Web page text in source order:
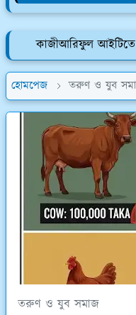
কাজীআরিফুল আইটিতে
হোমপেজ তরুণ ও যুব
তরুণ ও যুব সমাজ